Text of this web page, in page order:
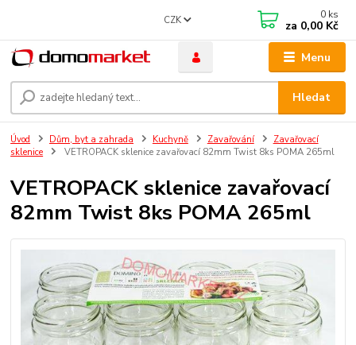
Menu
CZK
Hledat
0 ks
za 0,00 Kč
Úvod Dům, byt a zahrada Kuchyně Zavařování
Zavařovací
sklenice
VETROPACK sklenice zavařovací 82mm Twist 8ks POMA 265ml
VETROPACK sklenice zavařovací
82mm Twist 8ks POMA 265ml